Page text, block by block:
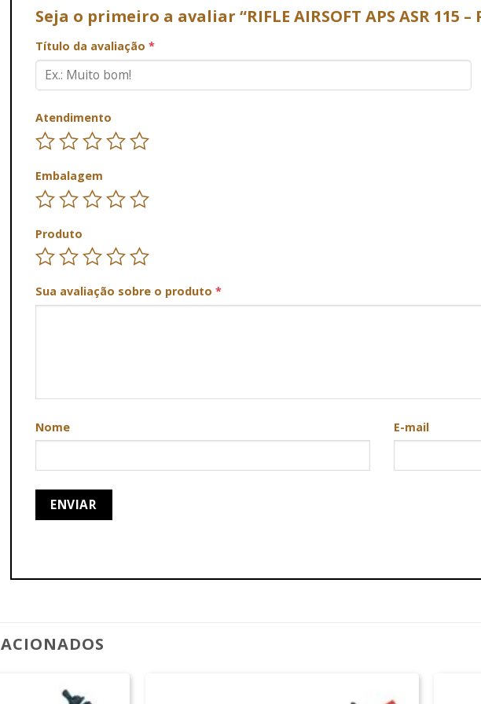
Seja o primeiro a avaliar “RIFLE AIRSOFT APS ASR 115 –
Título da avaliação *
Atendimento
Embalagem
Produto
Sua avaliação sobre o produto *
Nome E-mail